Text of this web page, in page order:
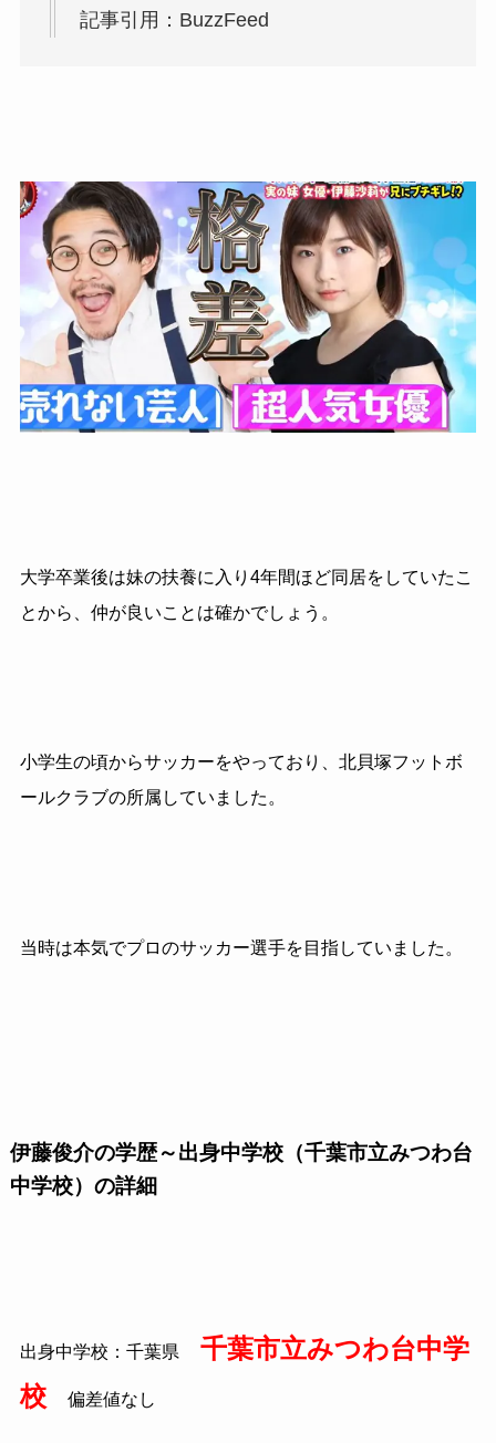
記事引用：BuzzFeed
大学卒業後は妹の扶養に入り4年間ほど同居をしていたこ
とから、仲が良いことは確かでしょう。
小学生の頃からサッカーをやっており、北貝塚フットボ
ールクラブの所属していました。
当時は本気でプロのサッカー選手を目指していました。
伊藤俊介の学歴～出身中学校（千葉市立みつわ台
中学校）の詳細
出身中学校：千葉県
千葉市立みつわ台中学
校
偏差値なし